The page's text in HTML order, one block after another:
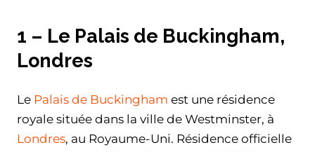
1 – Le Palais de Buckingham,
Londres
Le Palais de Buckingham est une résidence
royale située dans la ville de Westminster, à
Londres, au Royaume-Uni. Résidence officielle